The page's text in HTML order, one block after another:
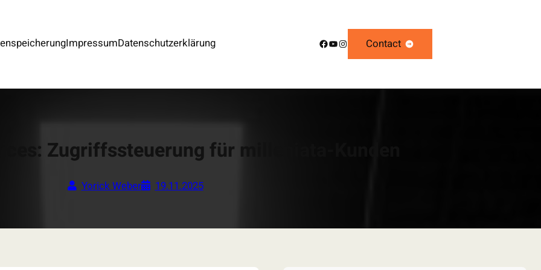
ImpressumDatenschutzerklärung Facebook
YouTube
InstagramContact
Zugriffssteuerung für milleniata-Kunden
Yorick Weber 19.11.2025